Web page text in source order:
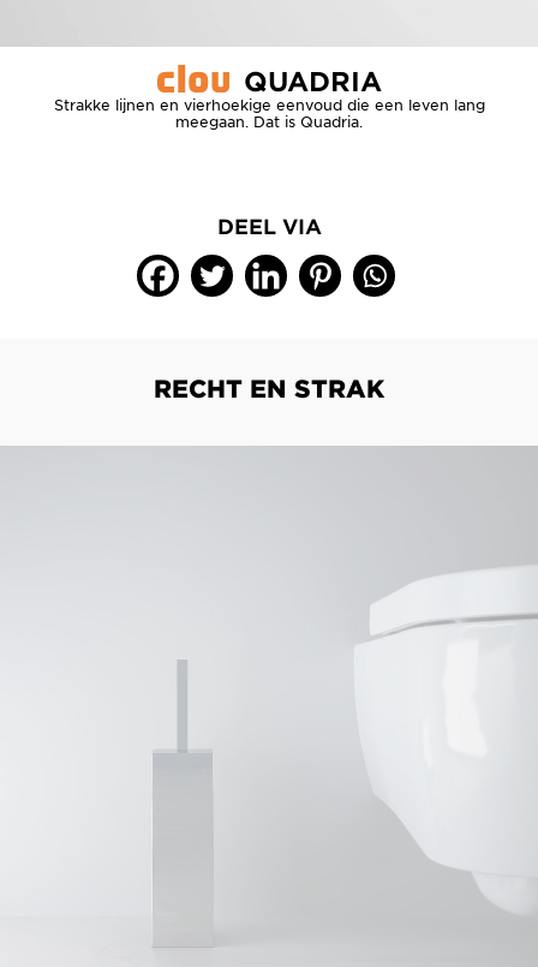
QUADRIA
Strakke lijnen en vierhoekige eenvoud die een leven lang
meegaan. Dat is Quadria.
DEEL VIA
RECHT EN STRAK